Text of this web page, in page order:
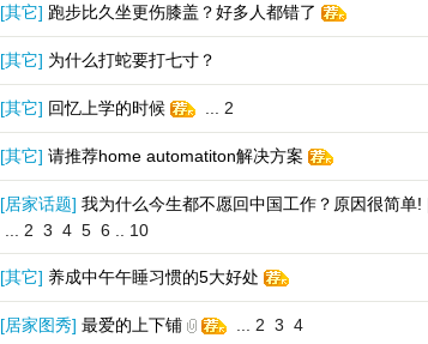
[其它] 跑步比久坐更伤膝盖？好多人都错了
[其它] 为什么打蛇要打七寸？
[其它] 回忆上学的时候 2
[其它] 请推荐home automatiton解决方案
[居家话题] 我为什么今生都不愿回中国工作？原因很简单!
2 3 4 5 6 10
[其它] 养成中午午睡习惯的5大好处
[居家图秀] 最爱的上下铺 2 3 4